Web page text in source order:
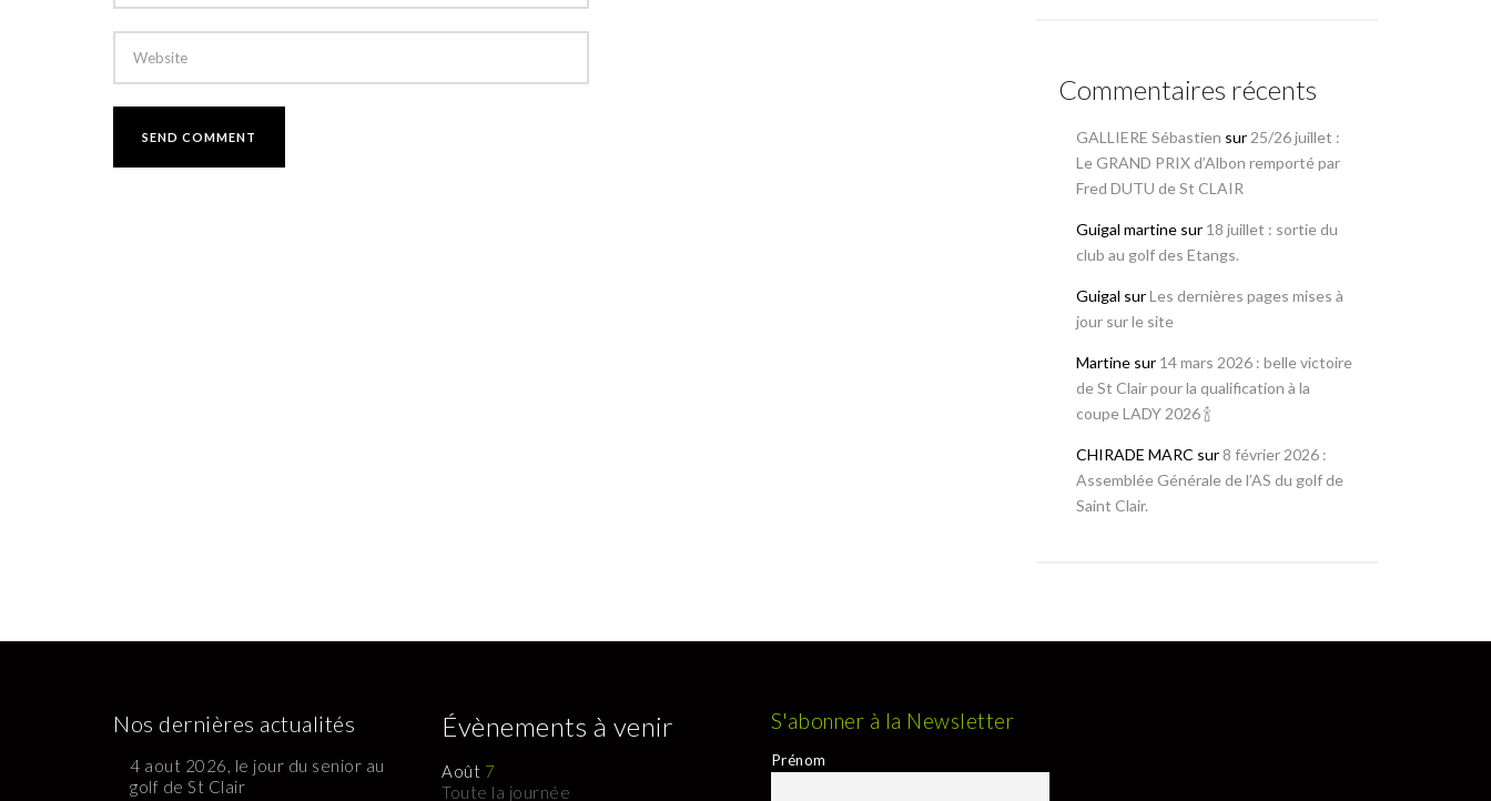
Commentaires récents
GALLIERE Sébastien sur 25/26 juillet :
Le GRAND PRIX d’Albon remporté par
Fred DUTU de St CLAIR
Guigal martine sur 18 juillet : sortie du
club au golf des Etangs.
Guigal surLes dernières pages mises à
jour sur le site
Martine sur 14 mars 2026 : belle victoire
de St Clair pour la qualification à la
coupe LADY 2026 🍾
CHIRADE MARC sur 8 février 2026 :
Assemblée Générale de l’AS du golf de
Saint Clair.
Nos dernières actualités
4 aout 2026, le jour du senior au
golf de St Clair
Évènements à venir
Août 7
Toute la journée
S'abonner à la Newsletter
Prénom